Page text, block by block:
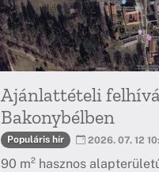
Ajánlattételi
Bakonybélben
Populáris hír 2026. 07. 12
90 m² hasznos